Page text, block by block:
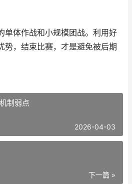
单体作战和小规模团战。利用好
势，结束比赛，才是避免被后期
制弱点
2026-04-03
下一篇 »